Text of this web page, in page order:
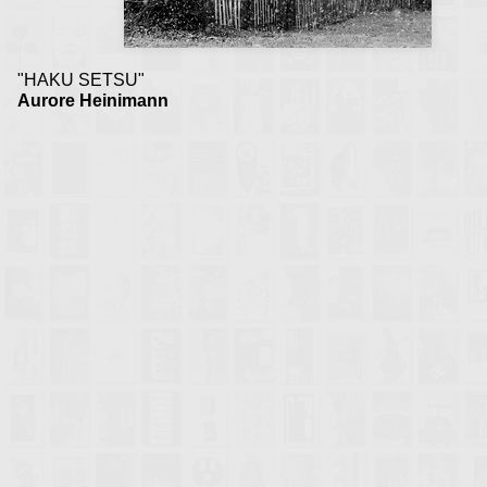
"HAKU SETSU"
Aurore Heinimann
s'éternise